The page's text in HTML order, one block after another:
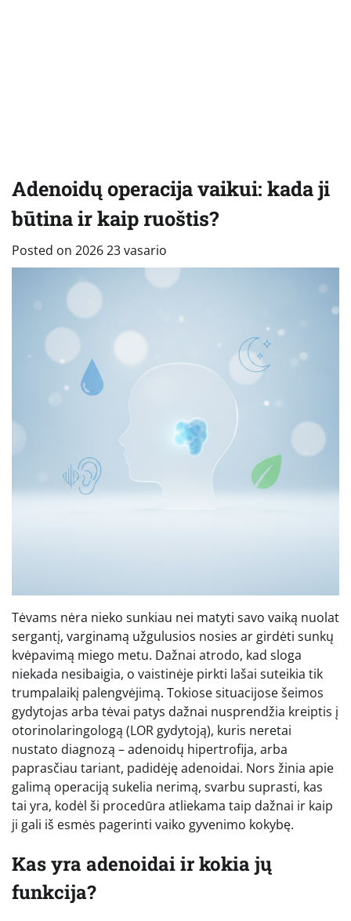
Adenoidų operacija vaikui: kada ji
būtina ir kaip ruoštis?
Posted on 2026 23 vasario
Tėvams nėra nieko sunkiau nei matyti savo vaiką nuolat
sergantį, varginamą užgulusios nosies ar girdėti sunkų
kvėpavimą miego metu. Dažnai atrodo, kad sloga
niekada nesibaigia, o vaistinėje pirkti lašai suteikia tik
trumpalaikį palengvėjimą. Tokiose situacijose šeimos
gydytojas arba tėvai patys dažnai nusprendžia kreiptis į
otorinolaringologą (LOR gydytoją), kuris neretai
nustato diagnozą – adenoidų hipertrofija, arba
paprasčiau tariant, padidėję adenoidai. Nors žinia apie
galimą operaciją sukelia nerimą, svarbu suprasti, kas
tai yra, kodėl ši procedūra atliekama taip dažnai ir kaip
ji gali iš esmės pagerinti vaiko gyvenimo kokybę.
Kas yra adenoidai ir kokia jų
funkcija?